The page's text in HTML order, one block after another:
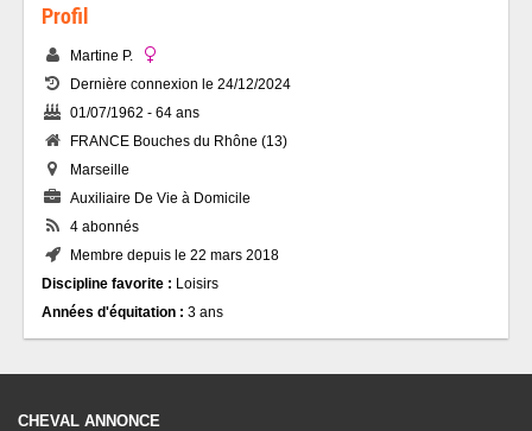
Profil
Martine P.
Dernière connexion le 24/12/2024
01/07/1962 - 64 ans
FRANCE Bouches du Rhône (13)
Marseille
Auxiliaire De Vie à Domicile
4 abonnés
Membre depuis le 22 mars 2018
Discipline favorite : Loisirs
Années d'équitation : 3 ans
CHEVAL ANNONCE